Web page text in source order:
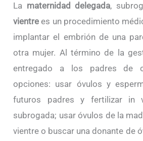
La maternidad delegada,
vientre es un procedimiento
implantar el embrión de una
otra mujer. Al término de la
entregado a los padres de
opciones: usar óvulos y
futuros padres y fertilizar in
subrogada; usar óvulos de la
vientre o buscar una donante de